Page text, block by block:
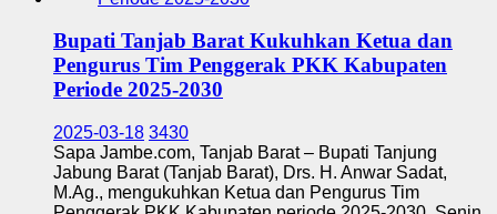
Bupati Tanjab Barat Kukuhkan Ketua dan
Pengurus Tim Penggerak PKK Kabupaten
Periode 2025-2030
2025-03-18 3430
Sapa Jambe.com, Tanjab Barat – Bupati Tanjung
Jabung Barat (Tanjab Barat), Drs. H. Anwar Sadat,
M.Ag., mengukuhkan Ketua dan Pengurus Tim